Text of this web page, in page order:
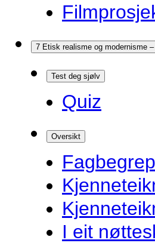
7 Etisk realisme og modernisme
Test deg sjølv
Quiz
Oversikt
Fagbegrep
I eit